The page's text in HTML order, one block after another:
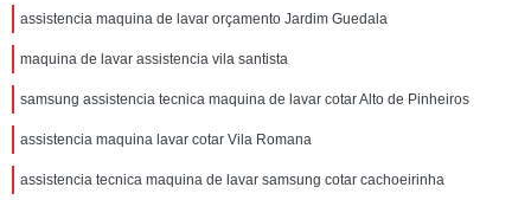
assistencia maquina de lavar orçamento Jardim Guedala
maquina de lavar assistencia vila santista
samsung assistencia tecnica maquina de lavar cotar Alto de Pinheiros
assistencia maquina lavar cotar Vila Romana
assistencia tecnica maquina de lavar samsung cotar cachoeirinha